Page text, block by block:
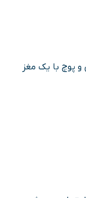
پوچ با یک مغز